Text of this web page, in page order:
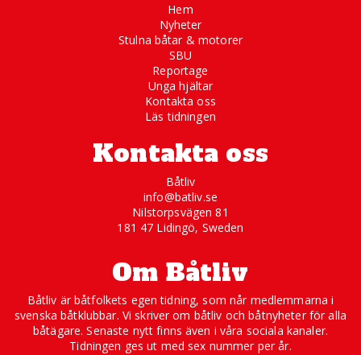
Hem
Nyheter
Stulna båtar & motorer
SBU
Reportage
Unga hjältar
Kontakta oss
Läs tidningen
Kontakta oss
Båtliv
info@batliv.se
Nilstorpsvägen 81
181 47 Lidingö, Sweden
Om Båtliv
Båtliv är båtfolkets egen tidning, som når medlemmarna i
svenska båtklubbar. Vi skriver om båtliv och båtnyheter för alla
båtägare. Senaste nytt finns även i våra sociala kanaler.
Tidningen ges ut med sex nummer per år.